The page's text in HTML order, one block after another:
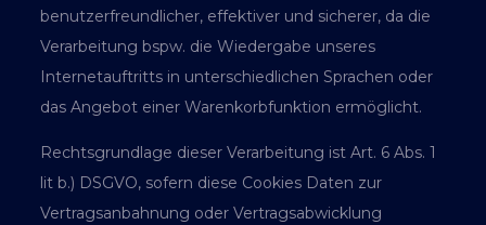
benutzerfreundlicher, effektiver und sicherer, da die
Verarbeitung bspw. die Wiedergabe unseres
Internetauftritts in unterschiedlichen Sprachen oder
das Angebot einer Warenkorbfunktion ermöglicht.
Rechtsgrundlage dieser Verarbeitung ist Art. 6 Abs. 1
lit b.) DSGVO, sofern diese Cookies Daten zur
Vertragsanbahnung oder Vertragsabwicklung